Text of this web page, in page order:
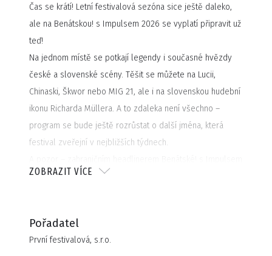
Čas se krátí! Letní festivalová sezóna sice ještě daleko,
ale na Benátskou! s Impulsem 2026 se vyplatí připravit už
teď!
Na jednom místě se potkají legendy i současné hvězdy
české a slovenské scény. Těšit se můžete na Lucii,
Chinaski, Škwor nebo MIG 21, ale i na slovenskou hudební
ikonu Richarda Müllera. A to zdaleka není všechno –
program se bude ještě rozrůstat o další jména, která
festival zveřejní v nejbližších týdnech.
2026 bude legendární kapela ROXETTE! Připravte se na
Benátská! s Impulsem není jen o hudbě – je to místo
setkávání, přátelství, rodinné pohody a nezaměnitelné
ZOBRAZIT VÍCE
Pořadatel
První festivalová, s.r.o.